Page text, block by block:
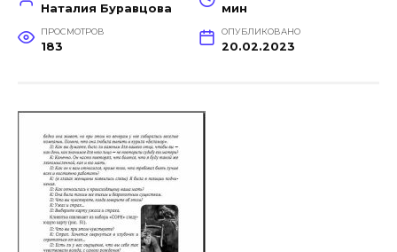
Наталия Буравцова мин
ПРОСМОТРОВ
183
ОПУБЛИКОВАНО
20.02.2023